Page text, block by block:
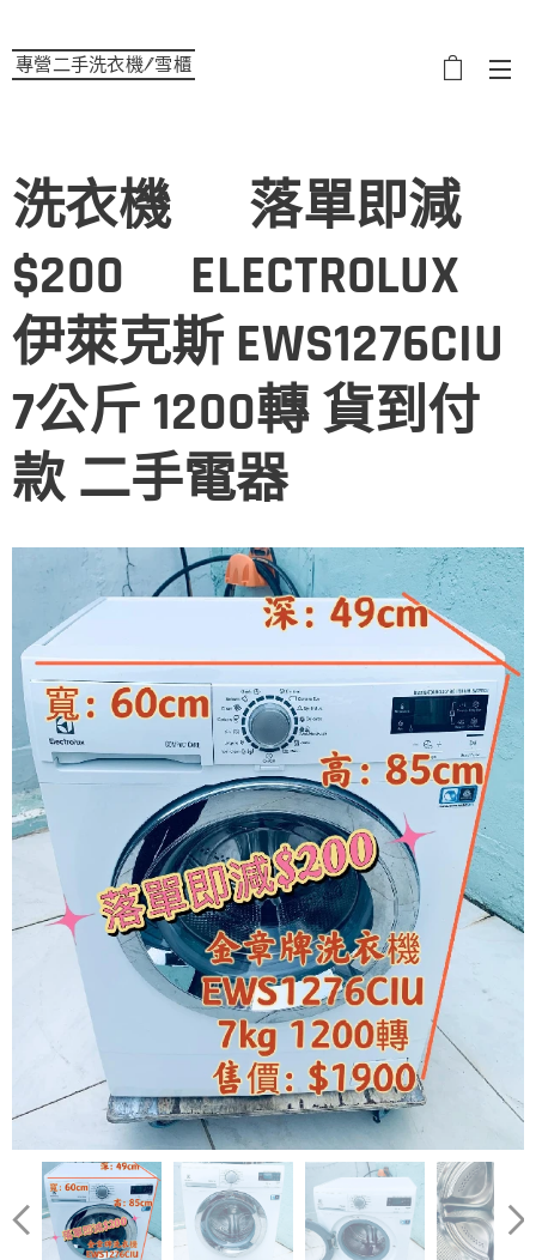
專營二手洗衣機/雪櫃
洗衣機♻️ 落單即減
$200♻️ELECTROLUX
伊萊克斯 EWS1276CIU
7公斤 1200轉 貨到付
款 二手電器